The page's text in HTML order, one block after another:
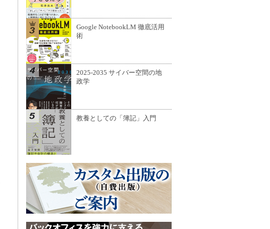
Google NotebookLM 徹底活用
術
2025-2035 サイバー空間の地
政学
教養としての「簿記」入門